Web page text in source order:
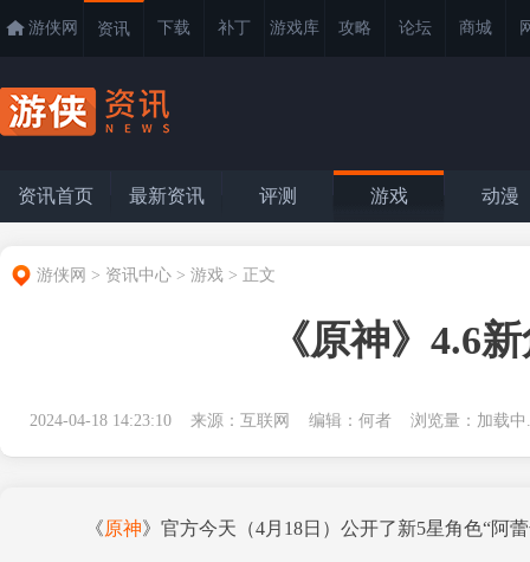
游侠网 资讯 下载 补丁 游戏库 攻略 论坛 商城
资讯首页 最新资讯 评测 游戏 动漫
游侠网 > 资讯中心 > 游戏 > 正文
《原神》4.6
2024-04-18 14:23:10 来源：互联网 编辑：何者 浏览量： 加载中
《原神》官方今天（4月18日）公开了新5星角色“阿